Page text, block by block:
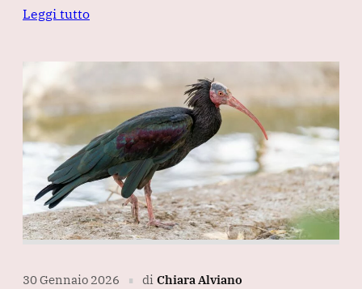
Leggi tutto
30 Gennaio 2026 ∎ di Chiara Alviano